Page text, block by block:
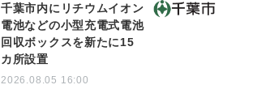
千葉市内にリチウムイオン
電池などの小型充電式電池
回収ボックスを新たに15
カ所設置
2026.08.05 16:00